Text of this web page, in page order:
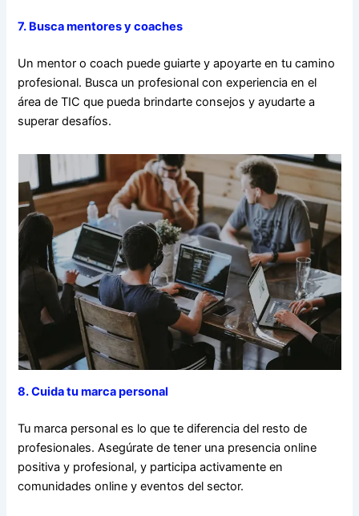
7. Busca mentores y coaches
Un mentor o coach puede guiarte y apoyarte en tu camino
profesional. Busca un profesional con experiencia en el
área de TIC que pueda brindarte consejos y ayudarte a
superar desafíos.
8. Cuida tu marca personal
Tu marca personal es lo que te diferencia del resto de
profesionales. Asegúrate de tener una presencia online
positiva y profesional, y participa activamente en
comunidades online y eventos del sector.